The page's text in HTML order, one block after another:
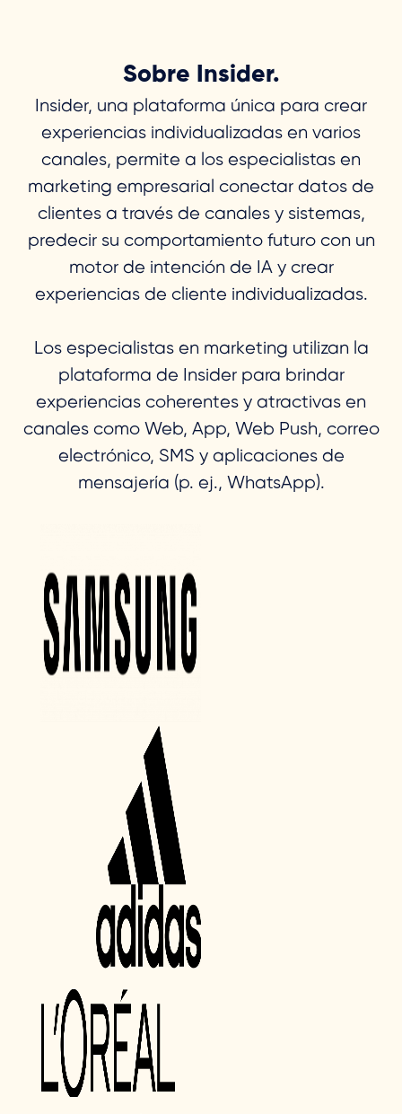
Sobre Insider.
Insider, una plataforma única para crear
experiencias individualizadas en varios
canales, permite a los especialistas en
marketing empresarial conectar datos de
clientes a través de canales y sistemas,
predecir su comportamiento futuro con un
motor de intención de IA y crear
experiencias de cliente individualizadas.
Los especialistas en marketing utilizan la
plataforma de Insider para brindar
experiencias coherentes y atractivas en
canales como Web, App, Web Push, correo
electrónico, SMS y aplicaciones de
mensajería (p. ej., WhatsApp).